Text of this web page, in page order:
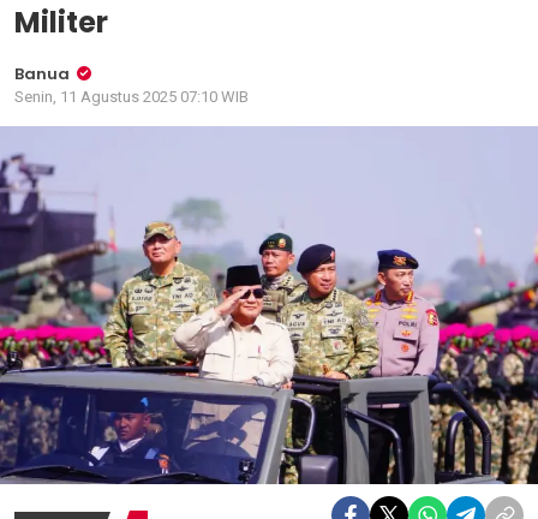
Militer
Banua
Senin, 11 Agustus 2025 07:10 WIB